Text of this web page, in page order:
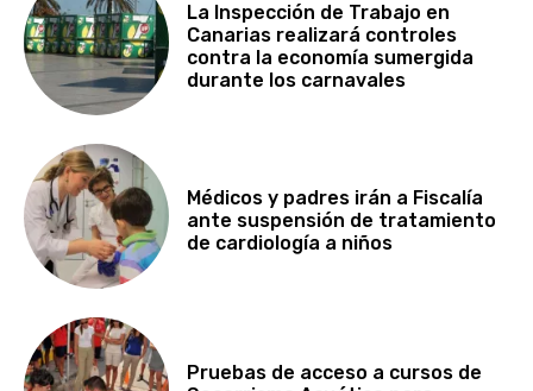
La Inspección de Trabajo en
Canarias realizará controles
contra la economía sumergida
durante los carnavales
Médicos y padres irán a Fiscalía
ante suspensión de tratamiento
de cardiología a niños
Pruebas de acceso a cursos de